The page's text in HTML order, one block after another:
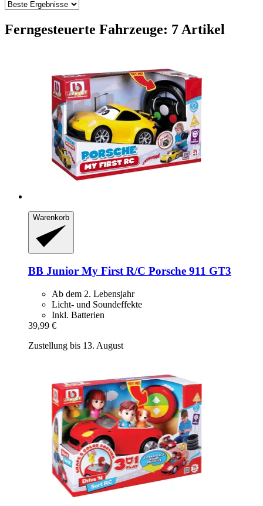
Ferngesteuerte Fahrzeuge: 7 Artikel
Warenkorb
BB Junior My First R/C Porsche 911 GT3
Ab dem 2. Lebensjahr
Licht- und Soundeffekte
Inkl. Batterien
39,99 €
Zustellung bis 13. August